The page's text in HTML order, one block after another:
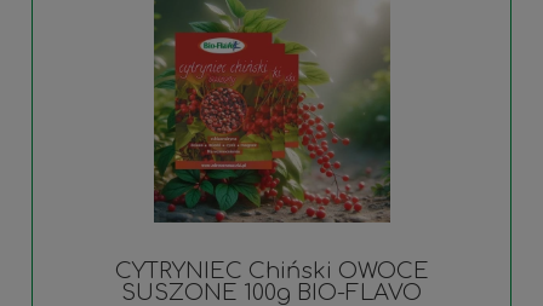
CYTRYNIEC Chiński OWOCE
SUSZONE 100g BIO-FLAVO